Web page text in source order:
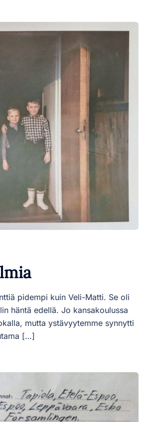
pidempi kuin Veli-Matti. Se oli
häntä edellä. Jo kansakoulussa
mutta ystävyytemme synnytti
[…]